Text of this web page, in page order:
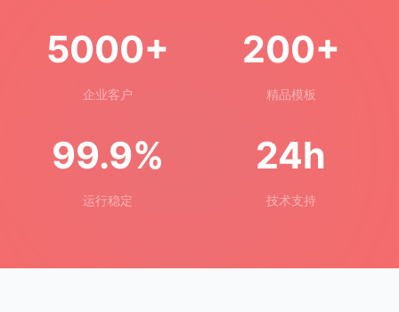
5000+
企业客户
200+
精品模板
99.9%
运行稳定
24h
技术支持